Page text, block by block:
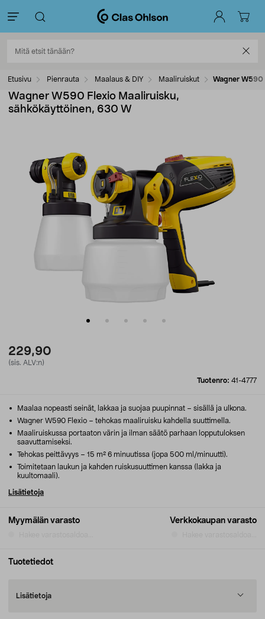
Etusivu Pienrauta Maalaus & DIY Maaliruiskut Wagner W590
Wagner W590 Flexio Maaliruisku,
sähkökäyttöinen, 630 W
229,90
(sis. ALV:n)
Tuotenro: 41-4777
Myymälän varasto Verkkokaupan varasto
Maalaa nopeasti seinät, lakkaa ja suojaa puupinnat – sisällä ja ulkona.
Wagner W590 Flexio – tehokas maaliruisku kahdella suuttimella.
Maaliruiskussa portaaton värin ja ilman säätö parhaan lopputuloksen
saavuttamiseksi.
Tehokas peittävyys – 15 m² 6 minuutissa (jopa 500 ml/minuutti).
Toimitetaan laukun ja kahden ruiskusuuttimen kanssa (lakka ja
kuultomaali).
Lisätietoja
Tuotetiedot
Lisätietoja